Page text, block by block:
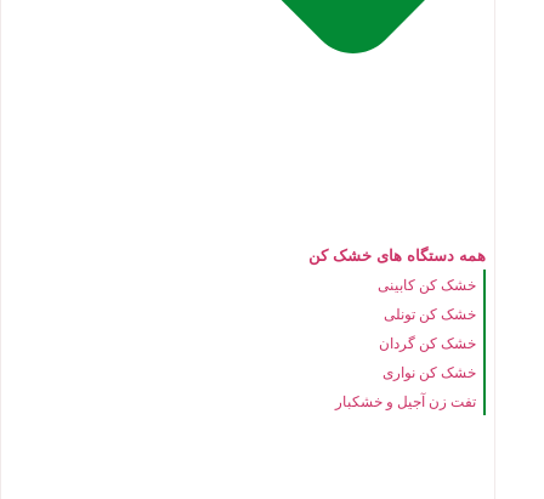
همه دستگاه های خشک کن
خشک کن کابینی
خشک کن تونلی
خشک کن گردان
خشک کن نواری
تفت زن آجیل و خشکبار